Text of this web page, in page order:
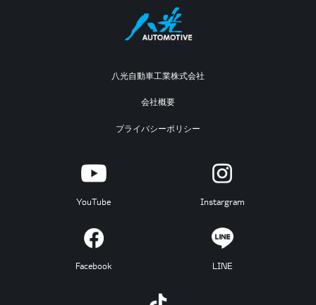
八光自動車工業株式会社
会社概要
プライバシーポリシー
YouTube Instargram
Facebook LINE